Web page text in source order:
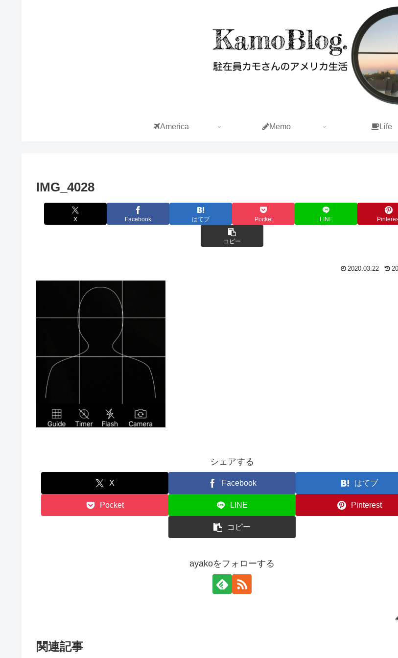
America Memo Life
IMG_4028
X Facebook はてブ Pocket LINE
コピー
2020.03.22
シェアする
X Facebook はてブ
Pocket LINE Pinterest
コピー
ayakoをフォローする
関連記事